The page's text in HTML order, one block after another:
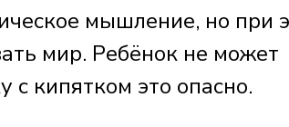
мышление, но при
мир. Ребёнок не может
с кипятком это опасно.